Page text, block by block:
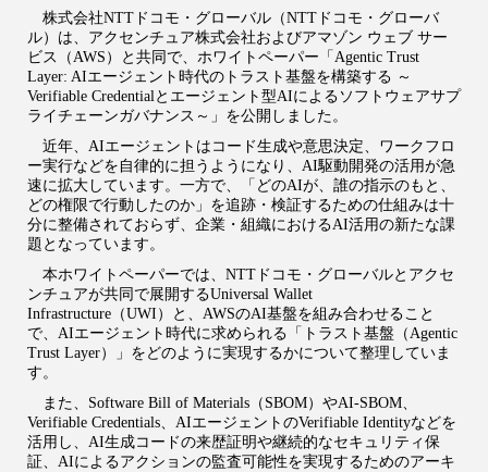
株式会社NTTドコモ・グローバル（NTTドコモ・グローバ
ル）は、アクセンチュア株式会社およびアマゾン ウェブ サー
ビス（AWS）と共同で、ホワイトペーパー「Agentic Trust
Layer: AIエージェント時代のトラスト基盤を構築する ～
Verifiable Credentialとエージェント型AIによるソフトウェアサプ
ライチェーンガバナンス～」を公開しました。
近年、AIエージェントはコード生成や意思決定、ワークフロ
ー実行などを自律的に担うようになり、AI駆動開発の活用が急
速に拡大しています。一方で、「どのAIが、誰の指示のもと、
どの権限で行動したのか」を追跡・検証するための仕組みは十
分に整備されておらず、企業・組織におけるAI活用の新たな課
題となっています。
本ホワイトペーパーでは、NTTドコモ・グローバルとアクセ
ンチュアが共同で展開するUniversal Wallet
Infrastructure（UWI）と、AWSのAI基盤を組み合わせること
で、AIエージェント時代に求められる「トラスト基盤（Agentic
Trust Layer）」をどのように実現するかについて整理していま
す。
また、Software Bill of Materials（SBOM）やAI-SBOM、
Verifiable Credentials、AIエージェントのVerifiable Identityなどを
活用し、AI生成コードの来歴証明や継続的なセキュリティ保
証、AIによるアクションの監査可能性を実現するためのアーキ